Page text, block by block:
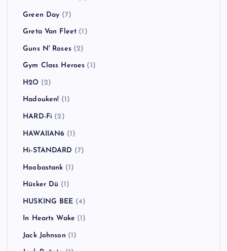
Green Day (7)
Greta Van Fleet (1)
Guns N' Roses(2)
Gym Class Heroes (1)
H2O (2)
Hadouken! (1)
HARD-Fi (2)
HAWAIIAN6 (1)
Hi-STANDARD (7)
Hoobastank (1)
Hüsker Dü (1)
HUSKING BEE (4)
In Hearts Wake (1)
Jack Johnson (1)